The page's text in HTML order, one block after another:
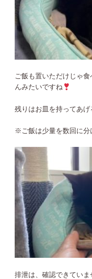
ご飯も置いただけじゃ
んみたいですね
残りはお皿を持ってあ
※ご飯は少量を数回に分
排泄は、確認できていま